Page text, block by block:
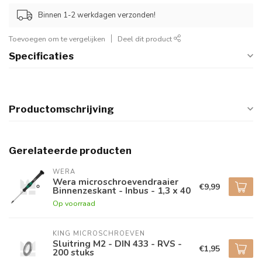
Binnen 1-2 werkdagen verzonden!
Toevoegen om te vergelijken Deel dit product
Specificaties
Productomschrijving
Gerelateerde producten
WERA
Wera microschroevendraaier
Binnenzeskant - Inbus - 1,3 x 40
Op voorraad
€9,99
KING MICROSCHROEVEN
Sluitring M2 - DIN 433 - RVS -
200 stuks €1,95